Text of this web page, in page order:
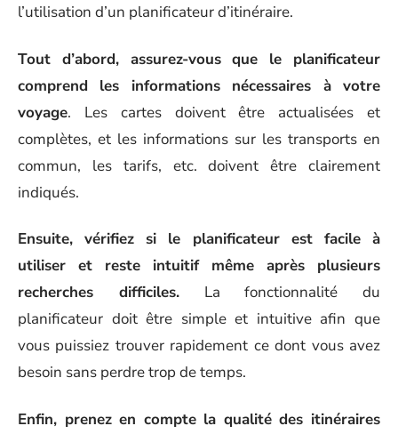
l’utilisation d’un planificateur d’itinéraire.
Tout d’abord, assurez-vous que le planificateur
comprend les informations nécessaires à votre
voyage. Les cartes doivent être actualisées et
complètes, et les informations sur les transports en
commun, les tarifs, etc. doivent être clairement
indiqués.
Ensuite, vérifiez si le planificateur est facile à
utiliser et reste intuitif même après plusieurs
recherches difficiles.La fonctionnalité du
planificateur doit être simple et intuitive afin que
vous puissiez trouver rapidement ce dont vous avez
besoin sans perdre trop de temps.
Enfin, prenez en compte la qualité des itinéraires